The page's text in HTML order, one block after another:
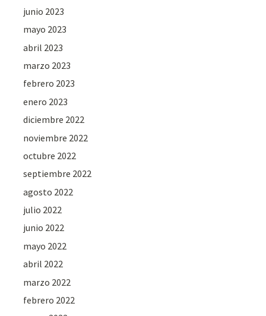
junio 2023
mayo 2023
abril 2023
marzo 2023
febrero 2023
enero 2023
diciembre 2022
noviembre 2022
octubre 2022
septiembre 2022
agosto 2022
julio 2022
junio 2022
mayo 2022
abril 2022
marzo 2022
febrero 2022